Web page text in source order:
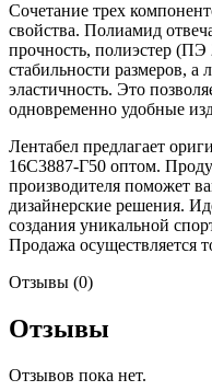
Сочетание трех
свойства. Полиамид
прочность, полиэстер (ПЭ
стабильности размеров, а
эластичность. Это
одновременно удобные
Лентабел предлагает
16С3887-Г50 оптом.
производителя поможет
дизайнерские решения.
создания уникальной
Продажа осуществляется
Отзывы (0)
Отзывы
Отзывов пока нет.